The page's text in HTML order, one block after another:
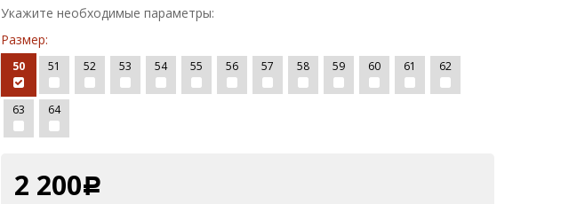
Укажите необходимые параметры:
Размер:
50 51 52 53 54 55 56 57 58 59 60 61 62
63 64
2 200Р